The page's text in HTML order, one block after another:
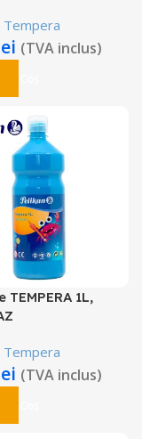
Tempera
(TVA inclus)
Coș
TEMPERA 1L,
Tempera
(TVA inclus)
Coș